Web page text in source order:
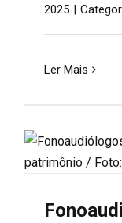
2025 |
Ler Mais